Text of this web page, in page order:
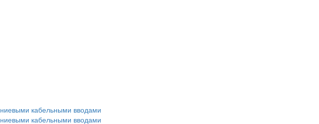
кабельными вводами
кабельными вводами